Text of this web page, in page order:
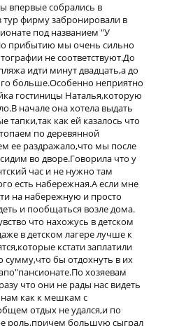
впервые собрались в
тур фирму забронировали в
под названием "У
прибытию мы очень сильно
не соответствуют.До
идти минут двадцать,а до
больше.Особенно неприятно
гостиницы Наталья,которую
начале она хотела выдать
тапки,так как ей казалось что
по деревянной
ее раздражало,что мы после
во дворе.Говорила что у
час и не нужно там
есть набережная.А если мне
на набережную и просто
и пообщаться возле дома.
что нахожусь в детском
в детском лагере лучше к
кстати заплатили
сумму,что бы отдохнуть в их
хозяевам
что они не рады нас видеть
нам как к мешкам с
отдых не удался,и по
роль,причем большую сыграл